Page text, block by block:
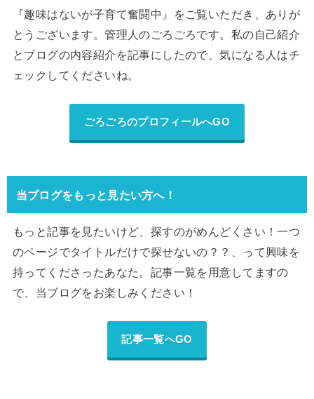
『趣味はないが子育て奮闘中』をご覧いただき、ありが
とうございます。管理人のごろごろです。私の自己紹介
とブログの内容紹介を記事にしたので、気になる人はチ
ェックしてくださいね。
ごろごろのプロフィールへGO
当ブログをもっと見たい方へ！
もっと記事を見たいけど、探すのがめんどくさい！一つ
のページでタイトルだけで探せないの？？、って興味を
持ってくださったあなた。記事一覧を用意してますの
で、当ブログをお楽しみください！
記事一覧へGO